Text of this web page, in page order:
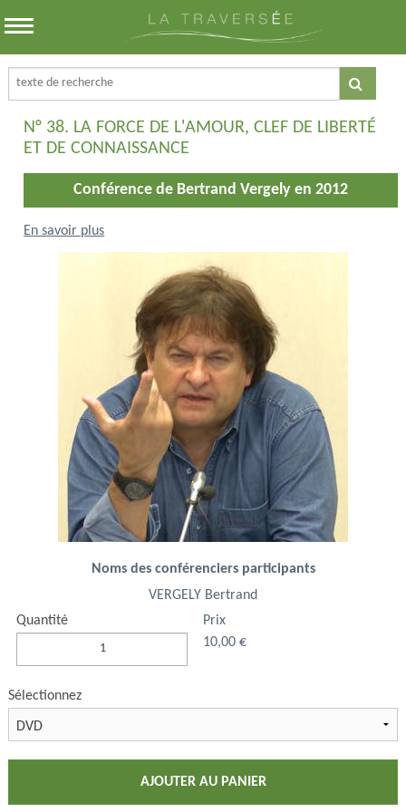
N° 38. LA FORCE DE L'AMOUR, CLEF DE LIBERTÉ
ET DE CONNAISSANCE
Conférence de Bertrand Vergely en 2012
En savoir plus
Noms des conférenciers participants
VERGELY Bertrand
Quantité
Prix
10,00 €
Sélectionnez
AJOUTER AU PANIER